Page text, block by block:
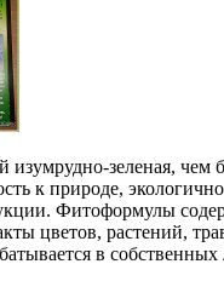
изумрудно-зеленая, чем
к природе,
Фитоформулы
цветов, растений,
в собственных